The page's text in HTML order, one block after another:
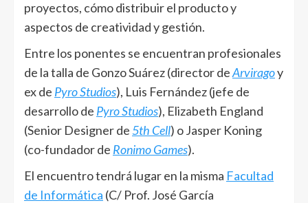
proyectos, cómo distribuir el producto y
aspectos de creatividad y gestión.
Entre los ponentes se encuentran profesionales
de la talla de Gonzo Suárez (director deArviragoy
ex de Pyro Studios), Luis Fernández (jefe de
desarrollo de Pyro Studios), Elizabeth England
(Senior Designer de5th Cell) o Jasper Koning
(co-fundador de Ronimo Games).
El encuentro tendrá lugar en la misma Facultad
de Informática (C/ Prof. José García